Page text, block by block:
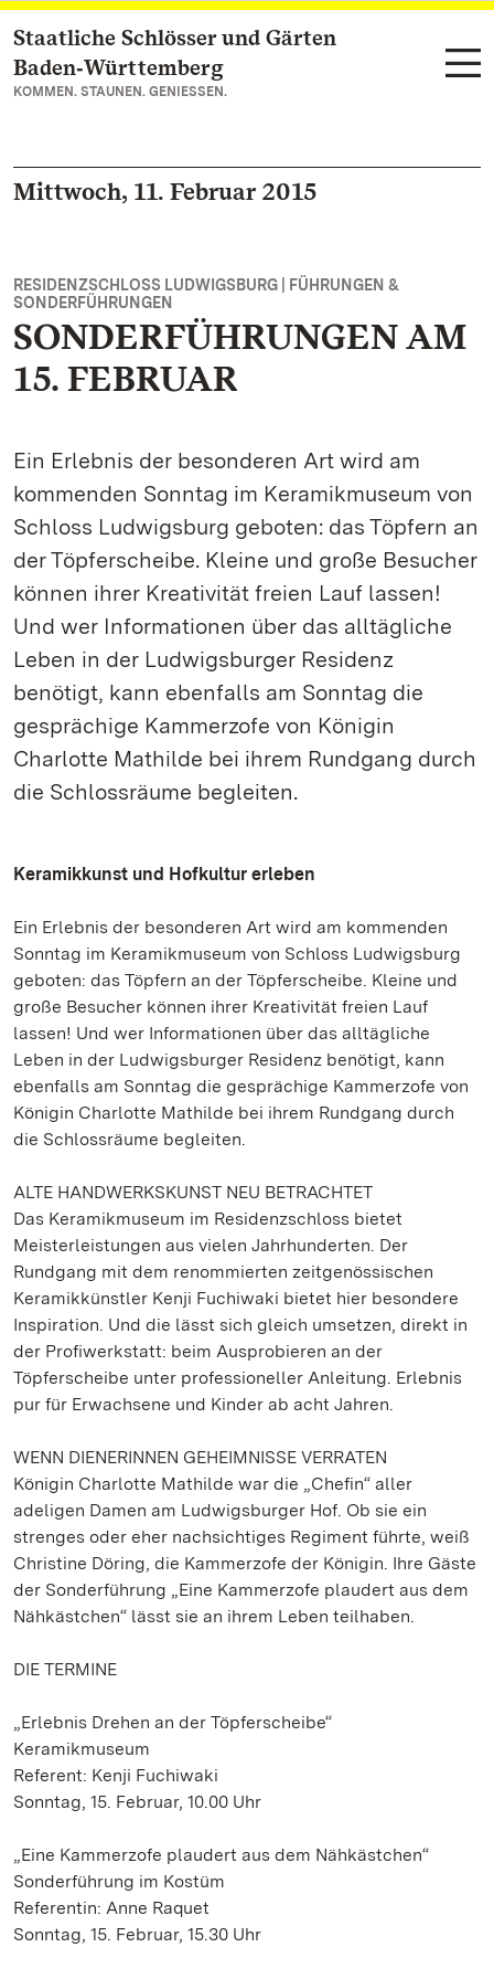
Zum Hauptinhalt springen
Staatliche Schlösser und Gärten
Baden‑Württemberg
KOMMEN. STAUNEN. GENIESSEN.
Mittwoch, 11. Februar 2015
RESIDENZSCHLOSS LUDWIGSBURG | FÜHRUNGEN &
SONDERFÜHRUNGEN
SONDERFÜHRUNGEN AM
15. FEBRUAR
Ein Erlebnis der besonderen Art wird am
kommenden Sonntag im Keramikmuseum von
Schloss Ludwigsburg geboten: das Töpfern an
der Töpferscheibe. Kleine und große Besucher
können ihrer Kreativität freien Lauf lassen!
Und wer Informationen über das alltägliche
Leben in der Ludwigsburger Residenz
benötigt, kann ebenfalls am Sonntag die
gesprächige Kammerzofe von Königin
Charlotte Mathilde bei ihrem Rundgang durch
die Schlossräume begleiten.
Keramikkunst und Hofkultur erleben
Ein Erlebnis der besonderen Art wird am kommenden
Sonntag im Keramikmuseum von Schloss Ludwigsburg
geboten: das Töpfern an der Töpferscheibe. Kleine und
große Besucher können ihrer Kreativität freien Lauf
lassen! Und wer Informationen über das alltägliche
Leben in der Ludwigsburger Residenz benötigt, kann
ebenfalls am Sonntag die gesprächige Kammerzofe von
Königin Charlotte Mathilde bei ihrem Rundgang durch
die Schlossräume begleiten.
ALTE HANDWERKSKUNST NEU BETRACHTET
Das Keramikmuseum im Residenzschloss bietet
Meisterleistungen aus vielen Jahrhunderten. Der
Rundgang mit dem renommierten zeitgenössischen
Keramikkünstler Kenji Fuchiwaki bietet hier besondere
Inspiration. Und die lässt sich gleich umsetzen, direkt in
der Profiwerkstatt: beim Ausprobieren an der
Töpferscheibe unter professioneller Anleitung. Erlebnis
pur für Erwachsene und Kinder ab acht Jahren.
WENN DIENERINNEN GEHEIMNISSE VERRATEN
Königin Charlotte Mathilde war die „Chefin“ aller
adeligen Damen am Ludwigsburger Hof. Ob sie ein
strenges oder eher nachsichtiges Regiment führte, weiß
Christine Döring, die Kammerzofe der Königin. Ihre Gäste
der Sonderführung „Eine Kammerzofe plaudert aus dem
Nähkästchen“ lässt sie an ihrem Leben teilhaben.
DIE TERMINE
„Erlebnis Drehen an der Töpferscheibe“
Keramikmuseum
Referent: Kenji Fuchiwaki
Sonntag, 15. Februar, 10.00 Uhr
„Eine Kammerzofe plaudert aus dem Nähkästchen“
Sonderführung im Kostüm
Referentin: Anne Raquet
Sonntag, 15. Februar, 15.30 Uhr